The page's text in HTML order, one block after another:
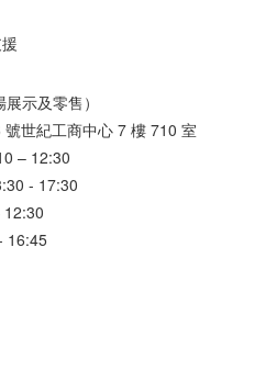
示及零售）
世紀工商中心 7 樓 710 室
– 12:30